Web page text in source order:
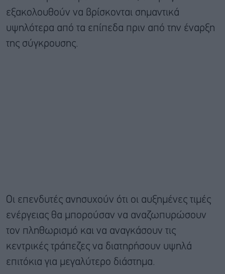
εξακολουθούν να βρίσκονται σημαντικά
υψηλότερα από τα επίπεδα πριν από την έναρξη
της σύγκρουσης.
Οι επενδυτές ανησυχούν ότι οι αυξημένες τιμές
ενέργειας θα μπορούσαν να αναζωπυρώσουν
τον πληθωρισμό και να αναγκάσουν τις
κεντρικές τράπεζες να διατηρήσουν υψηλά
επιτόκια για μεγαλύτερο διάστημα.